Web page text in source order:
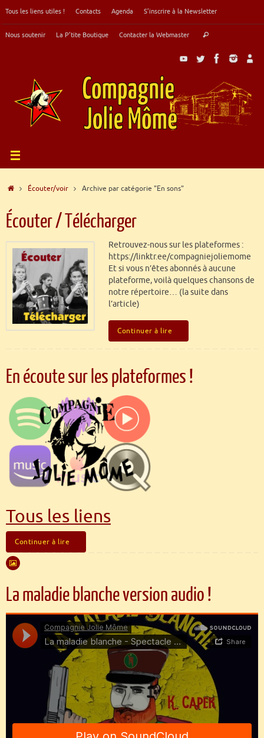
au
Tous les liens utiles ! Contacts Agenda S’inscrire à la Newsletter
Nous soutenir La P’tite Boutique Contacter la Webmaster Rechercher
AccueilÉcouter/voir Archive par catégorie "En sons"
Écouter / Télécharger
Retrouvez-nous sur les plateformes :
https://linktr.ee/compagniejoliemome
Et si vous n’êtes abonnés à aucune
plateforme, voilà quelques chansons de
notre répertoire… (la suite dans
l’article)
Continuer à lire
En écoute sur les plateformes !
Tous les liens
Continuer à lire
La maladie blanche version audio !